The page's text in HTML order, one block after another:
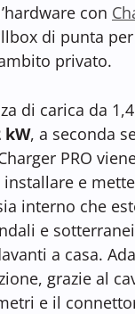
con
di punta
privato.
di carica da
kW, a seconda
PRO
e
interno che
e
a casa.
grazie al
e il